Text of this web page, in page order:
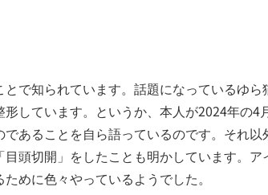
で知られています。話題になっているゆら
しています。というか、本人が2024年の4
あることを自ら語っているのです。それ以
頭切開」をしたことも明かしています。ア
めに色々やっているようでした。